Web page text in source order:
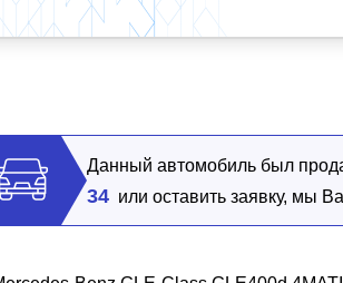
Данный автомобиль был
34 или оставить заявку, мы